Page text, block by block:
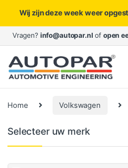
Wij zijn deze week weer
Skip to navigation
Skip to content
Vragen? info@autopar.nl of open
Home Volkswagen
Selecteer uw merk